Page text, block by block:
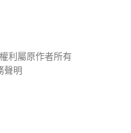
利屬原作者所有
聲明